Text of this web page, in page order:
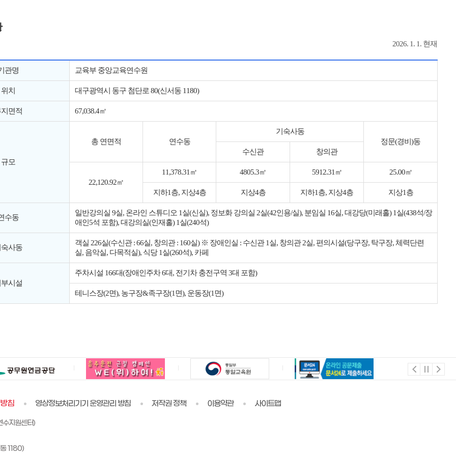
2026. 1. 1. 현재
관명 교육부 중앙교육연수원
위치 대구광역시 동구 첨단로 80(신서동 1180)
면적 67,038.4㎡
규모
총 연면적 연수동
기숙사동
정문(경비)동
수신관
창의관
22,120.92㎡
11,378.31㎡ 4805.3㎡ 5912.31㎡ 25.00㎡
지하1층, 지상4층 지상4층 지하1층, 지상4층 지상1층
수동
일반강의실 9실, 온라인 스튜디오 1실(신실), 정보화 강의실 2실(42인용/실), 분임실 16실, 대강당(미래홀) 1실(438석/장
애인5석 포함), 대강의실(인재홀) 1실(240석)
사동
객실 226실(수신관 : 66실, 창의관 : 160실) ※ 장애인실 : 수신관 1실, 창의관 2실, 편의시설(당구장, 탁구장, 체력단련
실, 음악실, 다목적실), 식당 1실(260석), 카페
시설
주차시설 166대(장애인주차 6대, 전기차 충전구역 3대 포함)
테니스장(2면), 농구장&족구장(1면), 운동장(1면)
침 영상정보처리기기 운영관리 방침 저작권 정책 이용약관 사이트맵
수지원센터)
1180)